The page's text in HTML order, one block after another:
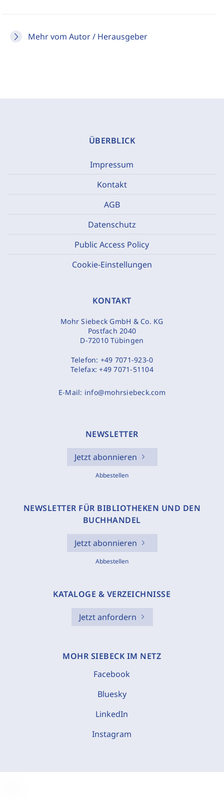
Mehr vom Autor / Herausgeber
ÜBERBLICK
Impressum
Kontakt
AGB
Datenschutz
Public Access Policy
Cookie-Einstellungen
KONTAKT
Mohr Siebeck GmbH & Co. KG
Postfach 2040
D-72010 Tübingen
Telefon: +49 7071-923-0
Telefax:+49 7071-51104
E-Mail: info@mohrsiebeck.com
NEWSLETTER
Jetzt abonnieren
Abbestellen
NEWSLETTER FÜR BIBLIOTHEKEN UND DEN
BUCHHANDEL
Jetzt abonnieren
Abbestellen
KATALOGE & VERZEICHNISSE
Jetzt anfordern
MOHR SIEBECK IM NETZ
Facebook
Bluesky
LinkedIn
Instagram